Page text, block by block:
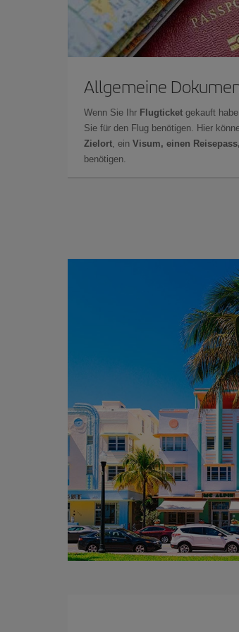
Allgemeine
Wenn Sie Ihr Flugticket gekauft
Sie für den Flug benötigen. Hier
Zielort, ein Visum, einen
benötigen.